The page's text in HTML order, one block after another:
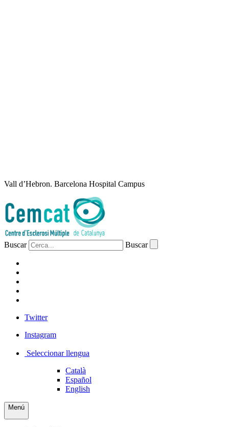
Vall d’Hebron. Barcelona Hospital Campus
Buscar Buscar
Twitter
Instagram
Seleccionar llengua
Català
Español
English
Menú